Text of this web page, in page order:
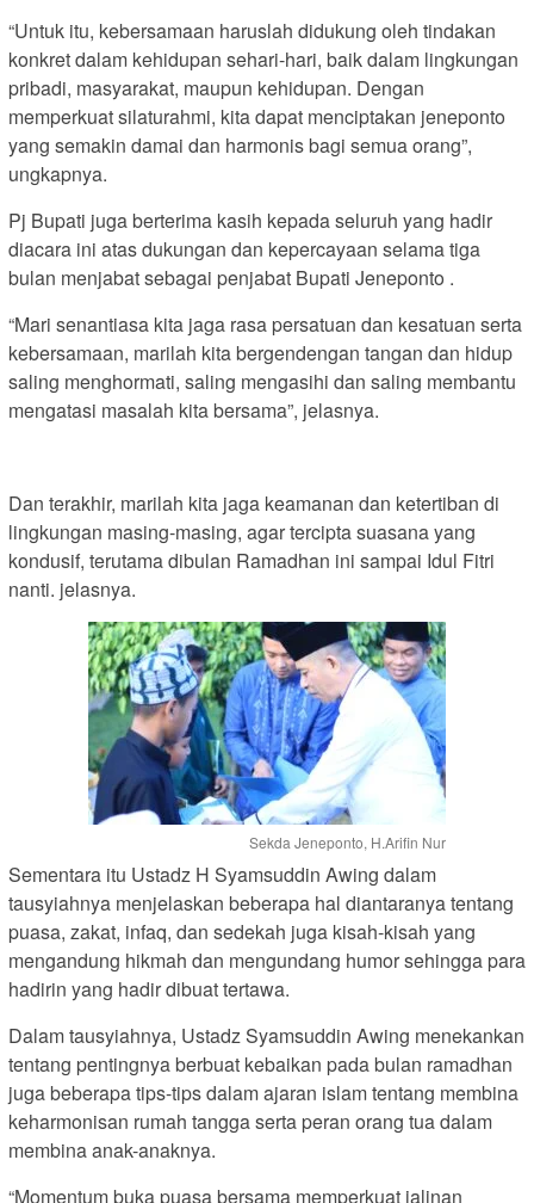
“Untuk itu, kebersamaan haruslah didukung oleh tindakan
konkret dalam kehidupan sehari-hari, baik dalam lingkungan
pribadi, masyarakat, maupun kehidupan. Dengan
memperkuat silaturahmi, kita dapat menciptakan jeneponto
yang semakin damai dan harmonis bagi semua orang”,
ungkapnya.
Pj Bupati juga berterima kasih kepada seluruh yang hadir
diacara ini atas dukungan dan kepercayaan selama tiga
bulan menjabat sebagai penjabat Bupati Jeneponto .
“Mari senantiasa kita jaga rasa persatuan dan kesatuan serta
kebersamaan, marilah kita bergendengan tangan dan hidup
saling menghormati, saling mengasihi dan saling membantu
mengatasi masalah kita bersama”, jelasnya.
Dan terakhir, marilah kita jaga keamanan dan ketertiban di
lingkungan masing-masing, agar tercipta suasana yang
kondusif, terutama dibulan Ramadhan ini sampai Idul Fitri
nanti. jelasnya.
Sekda Jeneponto, H.Arifin Nur
Sementara itu Ustadz H Syamsuddin Awing dalam
tausyiahnya menjelaskan beberapa hal diantaranya tentang
puasa, zakat, infaq, dan sedekah juga kisah-kisah yang
mengandung hikmah dan mengundang humor sehingga para
hadirin yang hadir dibuat tertawa.
Dalam tausyiahnya, Ustadz Syamsuddin Awing menekankan
tentang pentingnya berbuat kebaikan pada bulan ramadhan
juga beberapa tips-tips dalam ajaran islam tentang membina
keharmonisan rumah tangga serta peran orang tua dalam
membina anak-anaknya.
“Momentum buka puasa bersama memperkuat jalinan